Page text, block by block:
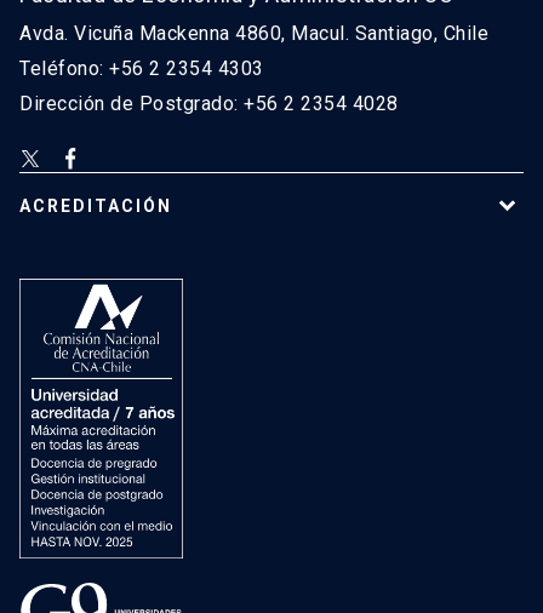
Avda. Vicuña Mackenna 4860, Macul. Santiago, Chile
Teléfono: +56 2 2354 4303
Dirección de Postgrado: +56 2 2354 4028
ACREDITACIÓN